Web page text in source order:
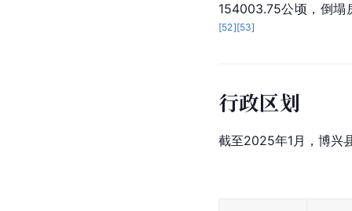
154003.75公顷，倒
[52][53]
行政区划
截至2025年1月，博兴